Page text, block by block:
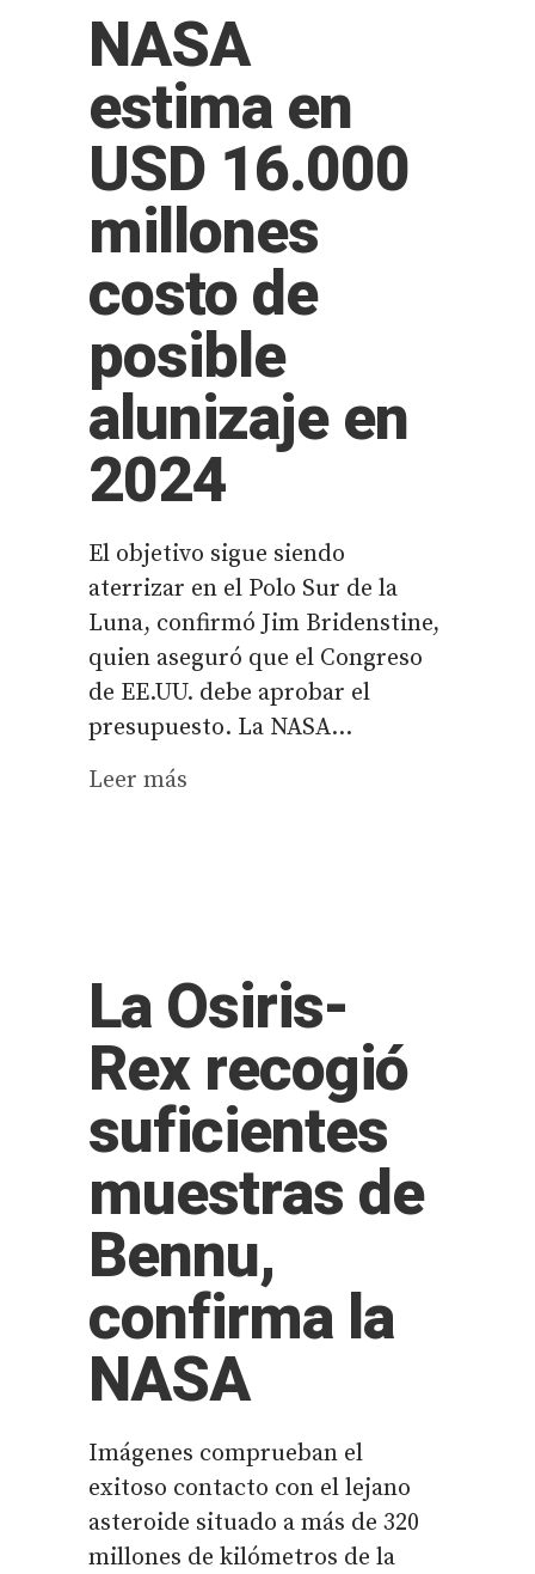
NASA
estima en
USD 16.000
millones
costo de
posible
alunizaje en
2024
El objetivo sigue siendo
aterrizar en el Polo Sur de la
Luna, confirmó Jim Bridenstine,
quien aseguró que el Congreso
de EE.UU. debe aprobar el
presupuesto. La NASA...
Leer más
La Osiris-
Rex recogió
suficientes
muestras de
Bennu,
confirma la
NASA
Imágenes comprueban el
exitoso contacto con el lejano
asteroide situado a más de 320
millones de kilómetros de la